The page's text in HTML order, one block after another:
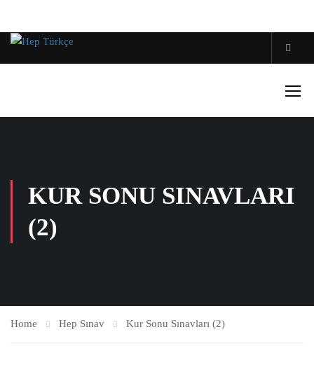
KUR SONU SINAVLARI
(2)
Home Hep Sınav Kur Sonu Sınavları (2)